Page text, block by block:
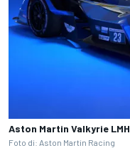
Aston Martin Valkyrie LMH
Foto di: Aston Martin Racing